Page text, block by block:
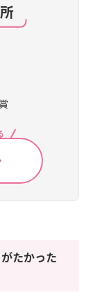
たかった